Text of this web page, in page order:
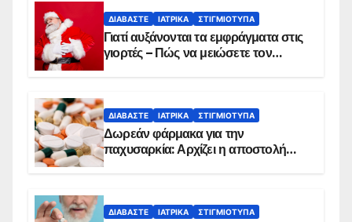
ΔΙΑΒΆΣΤΕ ΙΑΤΡΙΚΆ ΣΤΙΓΜΙΌΤΥΠΑ
Γιατί αυξάνονται τα εμφράγματα στις
γιορτές – Πώς να μειώσετε τον
ΔΙΑΒΆΣΤΕ ΙΑΤΡΙΚΆ ΣΤΙΓΜΙΌΤΥΠΑ
Δωρεάν φάρμακα για την
παχυσαρκία: Αρχίζει η αποστολή
ΔΙΑΒΆΣΤΕ ΙΑΤΡΙΚΆ ΣΤΙΓΜΙΌΤΥΠΑ